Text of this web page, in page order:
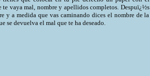
te vaya mal, nombre y apellidos completos. Despuï¿½s
y a medida que vas caminando dices el nombre de la
se devuelva el mal que te ha deseado.